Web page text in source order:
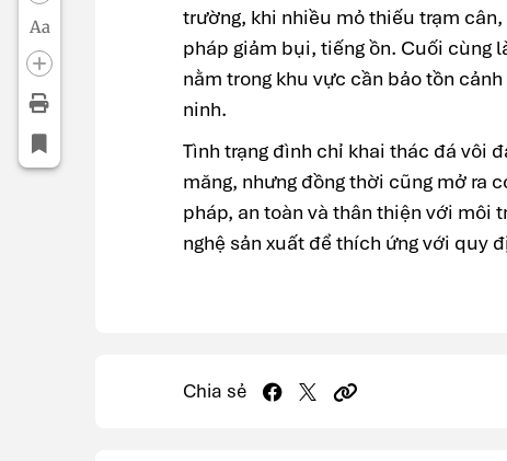
Aa
trường, khi nhiều mỏ thiếu trạm
pháp giảm bụi, tiếng ồn. Cuối cùng
nằm trong khu vực cần bảo tồn
ninh.
Tình trạng đình chỉ khai thác đá vôi
măng, nhưng đồng thời cũng mở ra
pháp, an toàn và thân thiện với môi
nghệ sản xuất để thích ứng với quy
Chia sẻ